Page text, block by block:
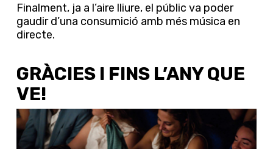
Finalment, ja a l’aire lliure, el públic va poder
gaudir d’una consumició amb més música en
directe.
GRÀCIES I FINS L’ANY QUE
VE!